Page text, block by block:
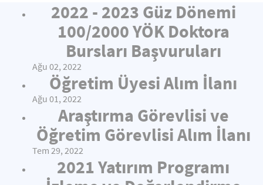
2022 - 2023 Güz Dönemi
100/2000 YÖK Doktora
Bursları Başvuruları
Ağu 02, 2022
Öğretim Üyesi Alım İlanı
Ağu 01, 2022
Araştırma Görevlisi ve
Öğretim Görevlisi Alım İlanı
Tem 29, 2022
2021 Yatırım Programı